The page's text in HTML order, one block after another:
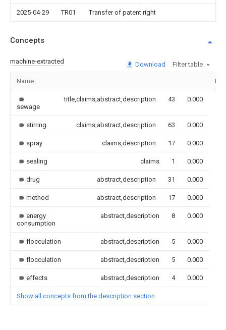
2025-04-29 TR01 Transfer of patent right
Concepts
machine-extracted Download Filter table
Name
sewage
title,claims,abstract,description 43 0.000
stirring claims,abstract,description 63 0.000
spray claims,description 17 0.000
sealing claims 1 0.000
drug abstract,description 31 0.000
method abstract,description 17 0.000
energy
consumption
abstract,description 8 0.000
flocculation abstract,description 5 0.000
flocculation abstract,description 5 0.000
effects abstract,description 4 0.000
Show all concepts from the description section